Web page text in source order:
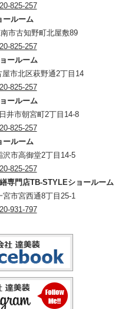
825-257
ールーム
市古知野町北屋敷89
825-257
ールーム
市北区萩野通2丁目14
825-257
ールーム
井市朝宮町2丁目14-8
825-257
ールーム
市高御堂2丁目14-5
825-257
専門店TB-STYLEショールーム
市宮西通8丁目25-1
931-797